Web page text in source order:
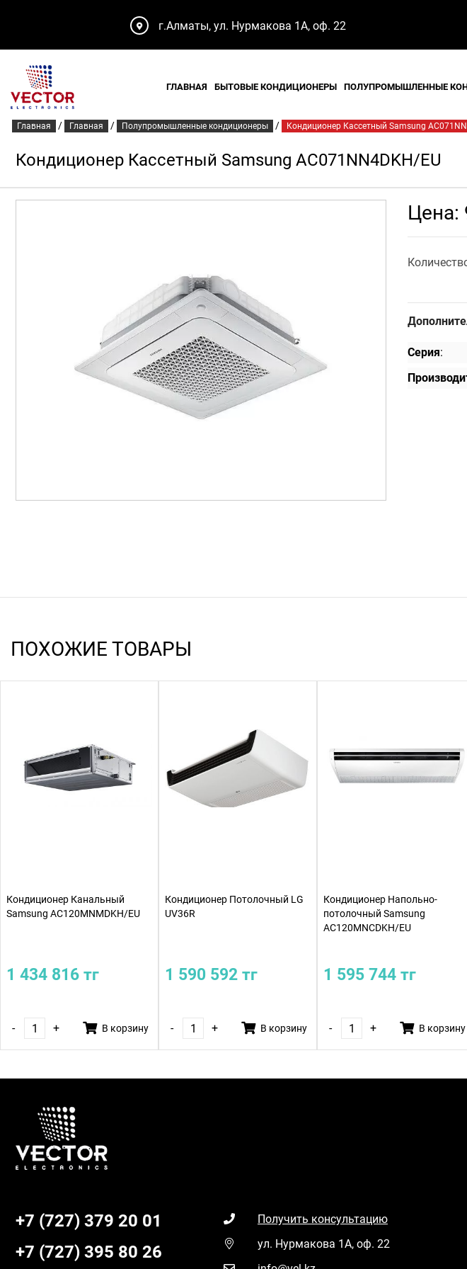
г.Алматы, ул. Нурмакова 1А, оф. 22
ГЛАВНАЯ БЫТОВЫЕ КОНДИЦИОНЕРЫ ПОЛУПРОМЫШЛЕННЫЕ
Главная / Главная / Полупромышленные кондиционеры / Кондиционер Кассетный Samsung
Кондиционер Кассетный Samsung AC071NN4DKH/EU
Цена:
Серия:
ПОХОЖИЕ ТОВАРЫ
Кондиционер Канальный
Samsung AC120MNMDKH/EU
1 434 816 тг
- + В корзину
Кондиционер Потолочный LG
UV36R
1 590 592 тг
- + В корзину
Кондиционер Напольно-
потолочный Samsung
AC120MNCDKH/EU
1 595 744 тг
- + В корзину
+7 (727) 379 20 01
+7 (727) 395 80 26
Получить консультацию
ул. Нурмакова 1А, оф. 22